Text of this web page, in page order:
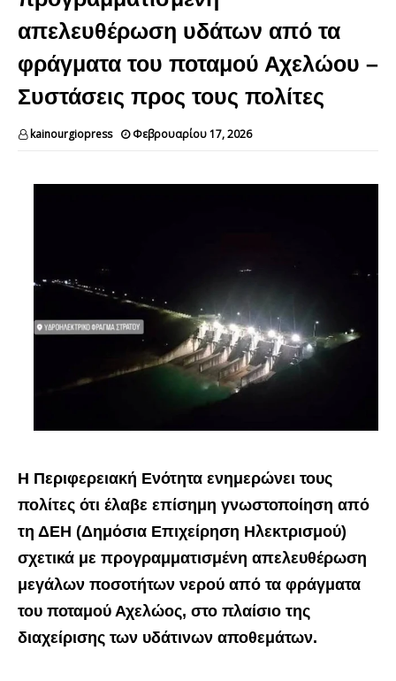
απελευθέρωση υδάτων από τα
φράγματα του ποταμού Αχελώου –
Συστάσεις προς τους πολίτες
kainourgiopress Φεβρουαρίου 17, 2026
Η Περιφερειακή Ενότητα ενημερώνει τους
πολίτες ότι έλαβε επίσημη γνωστοποίηση από
τη ΔΕΗ (Δημόσια Επιχείρηση Ηλεκτρισμού)
σχετικά με προγραμματισμένη απελευθέρωση
μεγάλων ποσοτήτων νερού από τα φράγματα
του ποταμού Αχελώος, στο πλαίσιο της
διαχείρισης των υδάτινων αποθεμάτων.